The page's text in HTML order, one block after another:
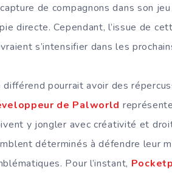
de compagnons dans son
directe. Cependant, l’issue de
s’intensifier dans les
différend pourrait avoir des
de Palworld
y jongler avec créativité et
déterminés à défendre leur
Pour l’instant,